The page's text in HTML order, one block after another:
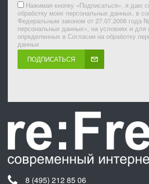
Нажимая кнопку «Подписаться», я даю
обработку моих персональных данных, в
Федеральным законом от 27.07.2006 года
персональных данных», на условиях и для
определенных в Согласии на обработку
данных
ПОДПИСАТЬСЯ
8 (495) 212 85 06